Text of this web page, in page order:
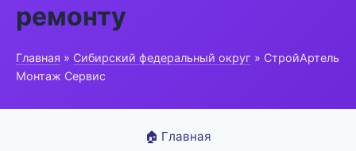
ремонту
Главная » Сибирский федеральный округ » СтройАртель
Монтаж Сервис
🏠 Главная